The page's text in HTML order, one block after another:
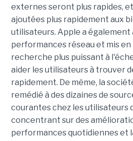
externes seront plus rapides,
ajoutées plus rapidement aux
utilisateurs. Apple a également
performances réseau et mis en
recherche plus puissant à
aider les utilisateurs à trouver
rapidement. De même, la
remédié à des dizaines de
courantes chez les utilisateurs
concentrant sur des
performances quotidiennes et